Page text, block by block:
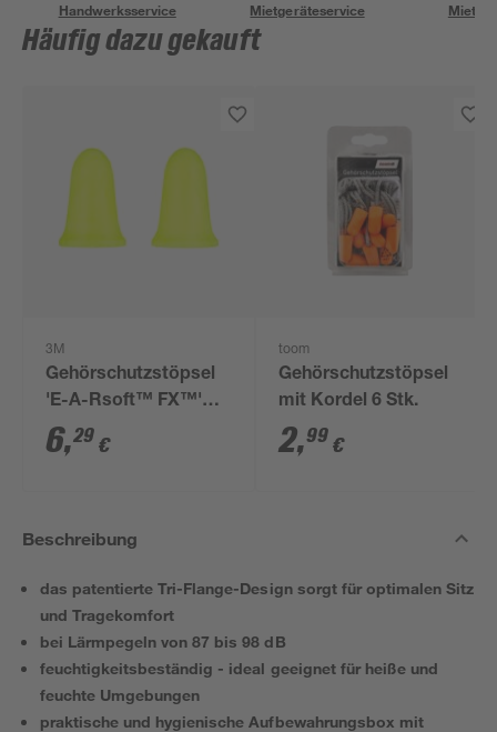
Handwerksservice Mietgeräteservice
Häufig dazu gekauft
3M
Gehörschutzstöpsel
'E-A-Rsoft™ FX™'
weich 5 Paar, 94 - 105
dB
6,29 €
toom
Gehörschutzstöpsel
mit Kordel 6 Stk.
2,99 €
Beschreibung
das patentierte Tri-Flange-Design sorgt für optimalen Sitz
und Tragekomfort
bei Lärmpegeln von 87 bis 98 dB
feuchtigkeitsbeständig - ideal geeignet für heiße und
feuchte Umgebungen
praktische und hygienische Aufbewahrungsbox mit